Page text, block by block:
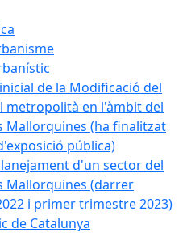
de la Modificació del
metropolità en l'àmbit del
Mallorquines (ha finalitzat
pública)
d'un sector del
Mallorquines (darrer
i primer trimestre 2023)
de Catalunya